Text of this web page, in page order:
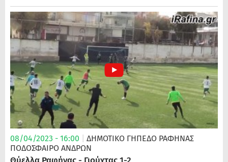
08/04/2023 - 16:00
ΔΗΜΟΤΙΚΟ ΓΗΠΕΔΟ ΡΑΦΗΝΑΣ
ΠΟΔΌΣΦΑΙΡΟ ΑΝΔΡΏΝ